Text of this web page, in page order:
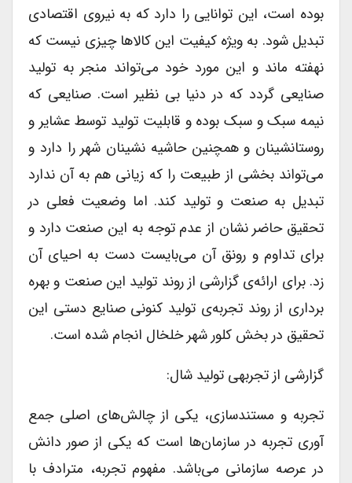
بوده است، این توانایی را دارد که به نیروی اقتصادی
تبدیل شود. به ویژه کیفیت این کالاها چیزی نیست که
نهفته ماند و این مورد خود می‌تواند منجر به تولید
صنایعی گردد که در دنیا بی نظیر است. صنایعی که
نیمه سبک و سبک بوده و قابلیت تولید توسط عشایر و
روستانشینان و همچنین حاشیه نشینان شهر را دارد و
می‌تواند بخشی از طبیعت را که زیانی هم به آن ندارد
تبدیل به صنعت و تولید کند. اما وضعیت فعلی در
تحقیق حاضر نشان از عدم توجه به این صنعت دارد و
برای تداوم و رونق آن می‌بایست دست به احیای آن
زد. برای ارائه‌ی گزارشی از روند تولید این صنعت و بهره
برداری از روند تجربه‌ی تولید کنونی صنایع دستی این
تحقیق در بخش کلور شهر خلخال انجام شده است.
گزارشی از تجربهی تولید شال:
تجربه و مستندسازی، یکی از چالش‌های اصلی جمع
آوری تجربه در سازمان‌ها است که یکی از صور دانش
در عرصه سازمانی می‌باشد. مفهوم تجربه، مترادف با